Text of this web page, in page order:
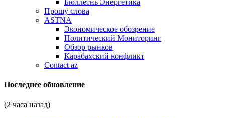
Бюллетнь Энергетика
Прошу слова
ASTNA
Экономическое обозрение
Политический Мониторинг
Обзор рынков
Карабахский конфликт
Contact az
Последнее обновление
(2 часа назад)